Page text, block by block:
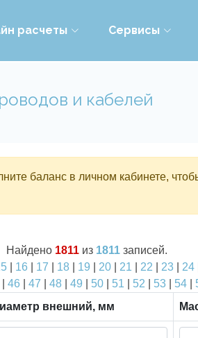
расчеты Сервисы
и кабелей
баланс в личном кабинете,
Найдено 1811 из 1811 записей.
| 16 17 18| 19 20| 21 22 23| 24|
46 47 48 49 50 51 52 53 54
внешний, мм